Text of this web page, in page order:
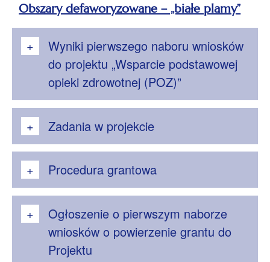
Obszary defaworyzowane – „białe plamy”
się
w
Wyniki pierwszego naboru wniosków
do projektu „Wsparcie podstawowej
opieki zdrowotnej (POZ)”
Zadania w projekcie
Procedura grantowa
Ogłoszenie o pierwszym naborze
wniosków o powierzenie grantu do
Projektu